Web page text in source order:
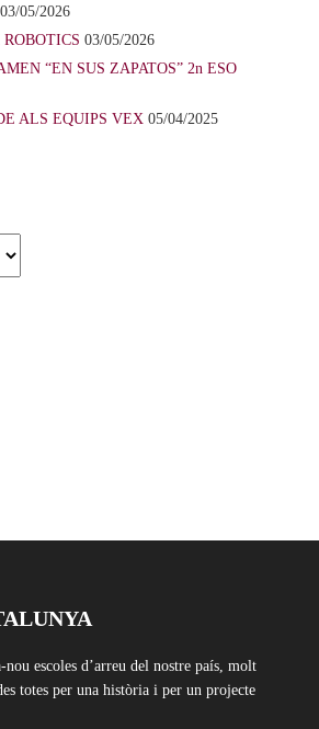
03/05/2026
03/05/2026
“EN SUS ZAPATOS” 2n ESO
ALS EQUIPS VEX 05/04/2025
escoles d’arreu del nostre país, molt
totes per una història i per un projecte